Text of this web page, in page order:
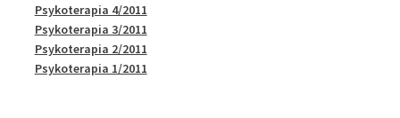
Psykoterapia 4/2011
Psykoterapia 3/2011
Psykoterapia 2/2011
Psykoterapia 1/2011